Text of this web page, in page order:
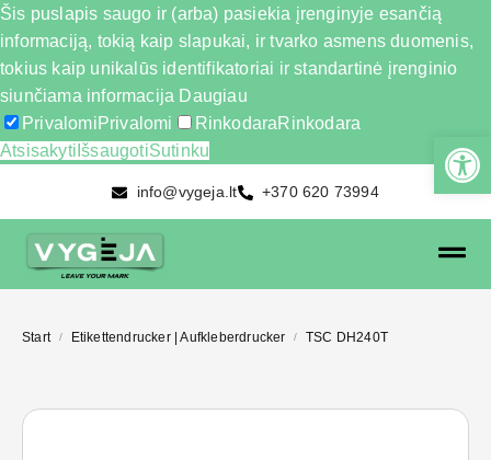
Šis puslapis saugo ir (arba) pasiekia įrenginyje esančią
informaciją, tokią kaip slapukai, ir tvarko asmens duomenis,
tokius kaip unikalūs identifikatoriai ir standartinė įrenginio
siunčiama informacija Daugiau
PrivalomiPrivalomi RinkodaraRinkodara
Atsisakyti IšsaugotiSutinku
info@vygeja.lt +370 620 73994
Start / Etikettendrucker | Aufkleberdrucker / TSC DH240T